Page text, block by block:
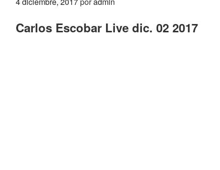
Carlos Escobar Live dic. 02 2017